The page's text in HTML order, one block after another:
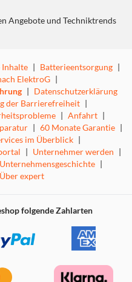
Angebote und Techniktrends
| Batterieentsorgung |
ElektroG |
| Datenschutzerklärung
der Barrierefreiheit |
| Anfahrt |
| 60 Monate Garantie |
im Überblick |
| Unternehmer werden |
Unternehmensgeschichte |
Über expert
folgende Zahlarten